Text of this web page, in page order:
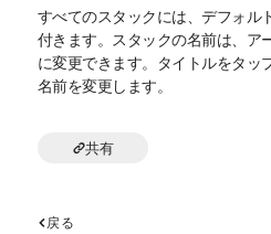
すべてのスタックには、デフォル
付きます。スタックの名前は、ア
に変更できます。タイトルをタッ
名前を変更します。
共有
戻る